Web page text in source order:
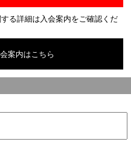
る詳細は入会案内をご確認くだ
案内はこちら